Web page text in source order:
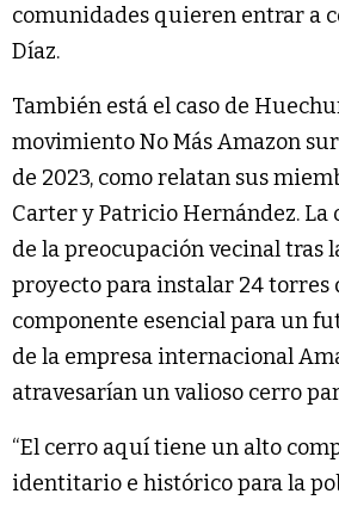
comunidades quieren entrar a
Díaz.
También está el caso de
movimiento No Más Amazon
de 2023, como relatan sus
Carter y Patricio Hernández. La
de la preocupación vecinal tras
proyecto para instalar 24 torres
componente esencial para un
de la empresa internacional
atravesarían un valioso cerro
“El cerro aquí tiene un alto
identitario e histórico para la